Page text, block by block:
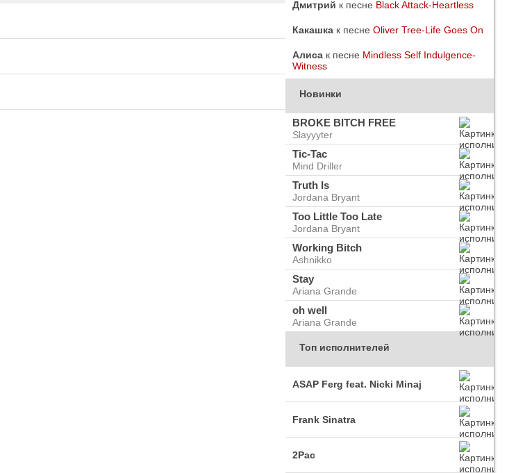
Все песни
Дмитрий к песне Black Attack-Heartless
Какашка к песне Oliver Tree-Life Goes On
Алиса к песне Mindless Self Indulgence-
Witness
Новинки
BROKE BITCH FREE
Slayyyter
Tic-Tac
Mind Driller
Truth Is
Jordana Bryant
Too Little Too Late
Jordana Bryant
Working Bitch
Ashnikko
Stay
Ariana Grande
oh well
Ariana Grande
Топ исполнителей
ASAP Ferg feat. Nicki Minaj
Frank Sinatra
2Pac